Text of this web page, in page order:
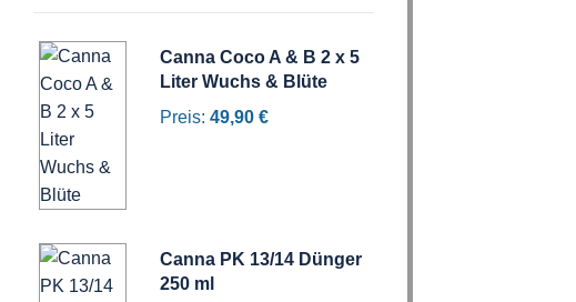
Canna Coco A & B 2 x 5
Liter Wuchs & Blüte
Preis:49,90 €
Canna PK 13/14 Dünger
250 ml